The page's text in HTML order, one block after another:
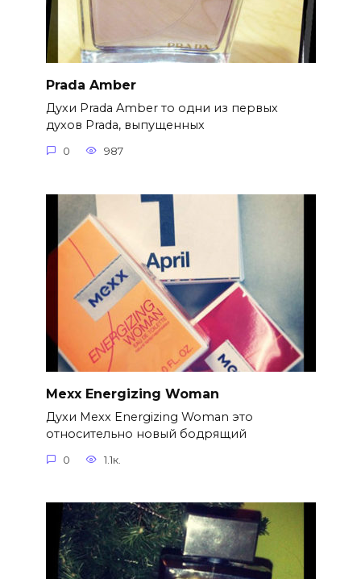
Prada Amber
Духи Prada Amber то одни из первых
духов Prada, выпущенных
0 987
Mexx Energizing Woman
Духи Mexx Energizing Woman это
относительно новый бодрящий
0 1.1к.